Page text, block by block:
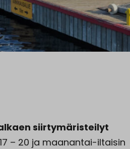
siirtymäristeilyt
– 20 ja maanantai-iltaisin